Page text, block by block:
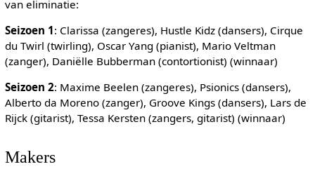
van eliminatie:
Seizoen 1: Clarissa (zangeres), Hustle Kidz (dansers), Cirque
du Twirl (twirling), Oscar Yang (pianist), Mario Veltman
(zanger), Daniëlle Bubberman (contortionist) (winnaar)
Seizoen 2: Maxime Beelen (zangeres), Psionics (dansers),
Alberto da Moreno (zanger), Groove Kings (dansers), Lars de
Rijck (gitarist), Tessa Kersten (zangers, gitarist) (winnaar)
Makers